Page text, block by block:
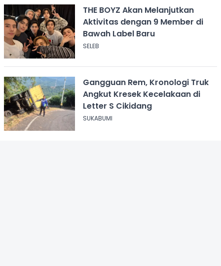
THE BOYZ Akan Melanjutkan
Aktivitas dengan 9 Member di
Bawah Label Baru
SELEB
Gangguan Rem, Kronologi Truk
Angkut Kresek Kecelakaan di
Letter S Cikidang
SUKABUMI